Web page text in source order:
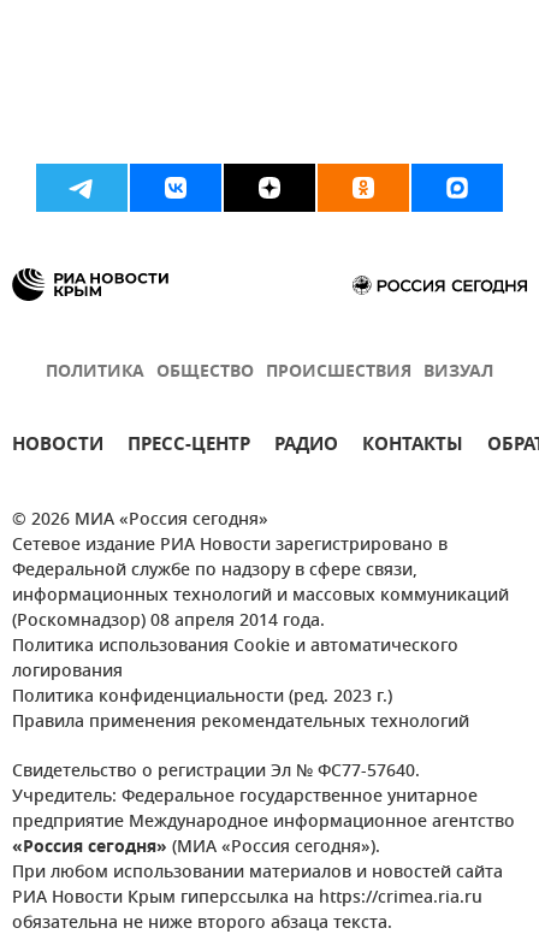
ПОЛИТИКА ОБЩЕСТВО ПРОИСШЕСТВИЯ ВИЗУАЛ
НОВОСТИ ПРЕСС-ЦЕНТР РАДИО КОНТАКТЫ
© 2026 МИА «Россия сегодня»
Сетевое издание РИА Новости зарегистрировано в
Федеральной службе по надзору в сфере связи,
информационных технологий и массовых коммуникаций
(Роскомнадзор) 08 апреля 2014 года.
Политика использования Cookie и автоматического
логирования
Политика конфиденциальности (ред. 2023 г.)
Правила применения рекомендательных технологий
Свидетельство о регистрации Эл № ФС77-57640.
Учредитель: Федеральное государственное унитарное
предприятие Международное информационное агентство
«Россия сегодня» (МИА «Россия сегодня»).
При любом использовании материалов и новостей сайта
РИА Новости Крым гиперссылка на https://crimea.ria.ru
обязательна не ниже второго абзаца текста.